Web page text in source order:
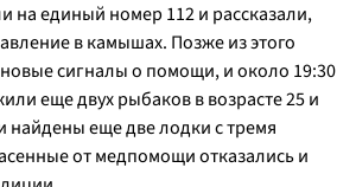
на единый номер 112 и рассказали,
в камышах. Позже из этого
сигналы о помощи, и около 19:30
еще двух рыбаков в возрасте 25 и
найдены еще две лодки с тремя
от медпомощи отказались и